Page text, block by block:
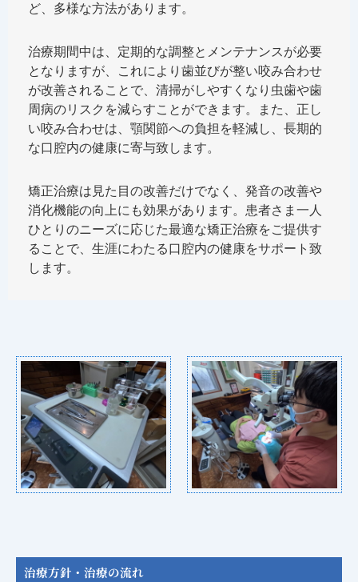
ど、多様な方法があります。
治療期間中は、定期的な調整とメンテナンスが必要
となりますが、これにより歯並びが整い咬み合わせ
が改善されることで、清掃がしやすくなり虫歯や歯
周病のリスクを減らすことができます。また、正し
い咬み合わせは、顎関節への負担を軽減し、長期的
な口腔内の健康に寄与致します。
矯正治療は見た目の改善だけでなく、発音の改善や
消化機能の向上にも効果があります。患者さま一人
ひとりのニーズに応じた最適な矯正治療をご提供す
ることで、生涯にわたる口腔内の健康をサポート致
します。
治療方針・治療の流れ